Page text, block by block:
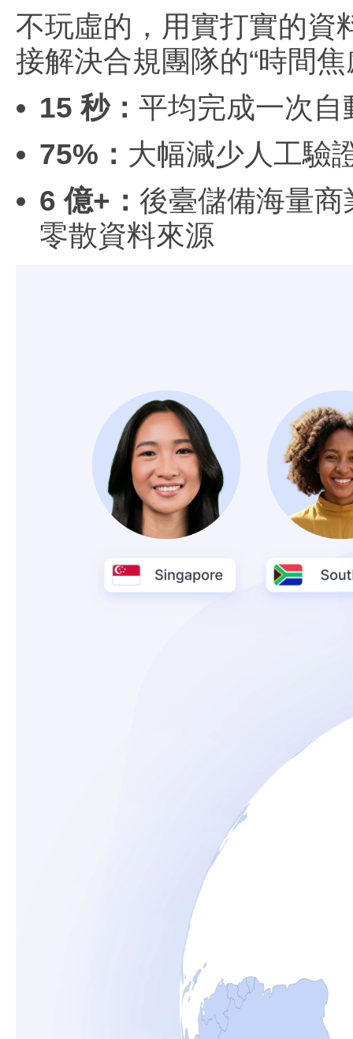
不玩虛的，用實打實的資
接解決合規團隊的“時間焦
15 秒： 平均完成一次
75%： 大幅減少人工驗
6 億+： 後臺儲備海量
零散資料來源